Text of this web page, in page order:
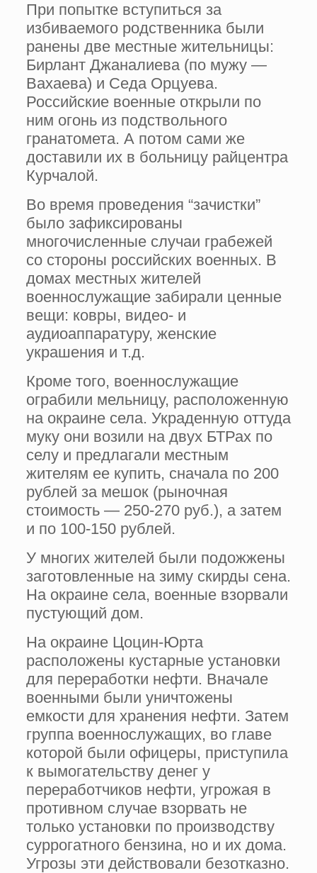
При попытке вступиться за
избиваемого родственника были
ранены две местные жительницы:
Бирлант Джаналиева (по мужу —
Вахаева) и Седа Орцуева.
Российские военные открыли по
ним огонь из подствольного
гранатомета. А потом сами же
доставили их в больницу райцентра
Курчалой.
Во время проведения “зачистки”
было зафиксированы
многочисленные случаи грабежей
со стороны российских военных. В
домах местных жителей
военнослужащие забирали ценные
вещи: ковры, видео- и
аудиоаппаратуру, женские
украшения и т.д.
Кроме того, военнослужащие
ограбили мельницу, расположенную
на окраине села. Украденную оттуда
муку они возили на двух БТРах по
селу и предлагали местным
жителям ее купить, сначала по 200
рублей за мешок (рыночная
стоимость — 250-270 руб.), а затем
и по 100-150 рублей.
У многих жителей были подожжены
заготовленные на зиму скирды сена.
На окраине села, военные взорвали
пустующий дом.
На окраине Цоцин-Юрта
расположены кустарные установки
для переработки нефти. Вначале
военными были уничтожены
емкости для хранения нефти. Затем
группа военнослужащих, во главе
которой были офицеры, приступила
к вымогательству денег у
переработчиков нефти, угрожая в
противном случае взорвать не
только установки по производству
суррогатного бензина, но и их дома.
Угрозы эти действовали безотказно.